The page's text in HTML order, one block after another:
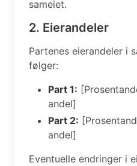
sameiet.
2. Eierandeler
Partenes eierandeler i
følger:
Part 1:
andel]
Part 2:
andel]
Eventuelle endringer i